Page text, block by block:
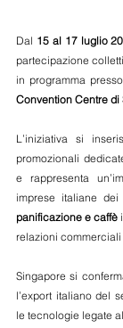
Dal 15 al 17 luglio
partecipazione
in programma
Convention Centre di
L’iniziativa si
promozionali
e rappresenta
imprese italiane dei
panificazione e caffè
relazioni commerciali
Singapore si
l’export italiano del
le tecnologie legate